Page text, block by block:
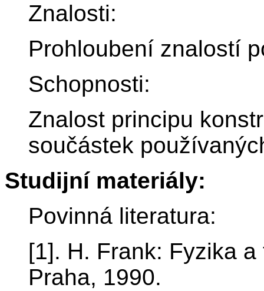
Znalosti:
Prohloubení znalostí
Schopnosti:
Znalost principu
součástek
Studijní materiály:
Povinná literatura:
[1]. H. Frank: Fyzika
Praha, 1990.